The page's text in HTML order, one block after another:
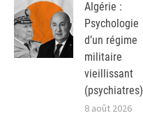
Algérie :
Psychologie
d’un régime
militaire
vieillissant
(psychiatres)
8 août 2026